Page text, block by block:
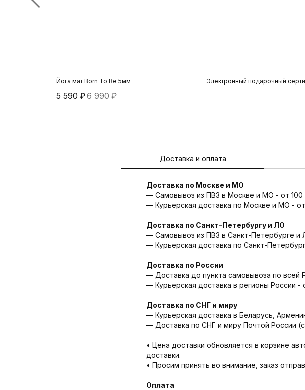
Йога мат Born To Be 5мм
5 590 ₽6 990 ₽
Электронный подарочный
Доставка и оплата
Доставка по Москве и МО
— Самовывоз из ПВЗ в Москве и МО - от 100
— Курьерская доставка по Москве и МО -
Доставка по Санкт-Петербургу и ЛО
— Cамовывоз из ПВЗ в Санкт-Петербурге и
— Курьерская доставка по Санкт-
Доставка по России
— Доставка до пункта самовывоза по всей
— Курьерская доставка в регионы России -
Доставка по СНГ и миру
— Курьерская доставка в Беларусь,
— Доставка по СНГ и миру Почтой России
• Цена доставки обновляется в корзине
доставки.
• Просим принять во внимание, заказ
Оплата